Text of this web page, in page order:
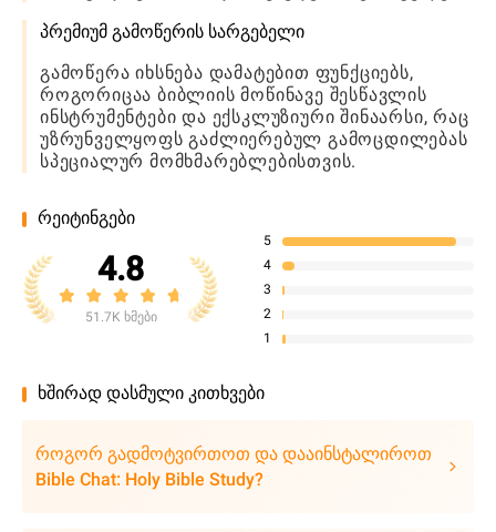
პრემიუმ გამოწერის სარგებელი
გამოწერა იხსნება დამატებით ფუნქციებს,
როგორიცაა ბიბლიის მოწინავე შესწავლის
ინსტრუმენტები და ექსკლუზიური შინაარსი, რაც
უზრუნველყოფს გაძლიერებულ გამოცდილებას
სპეციალურ მომხმარებლებისთვის.
რეიტინგები
4.8
51.7K ხმები
5
4
3
2
1
ხშირად დასმული კითხვები
როგორ გადმოტვირთოთ და დააინსტალიროთ
Bible Chat: Holy Bible Study?